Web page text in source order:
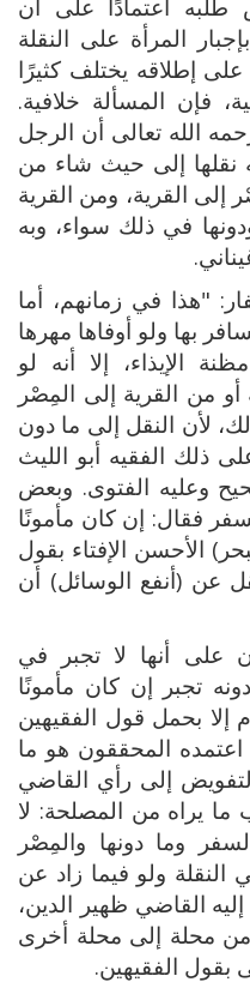
طلبه اعتمادًا على أن
المرأة على النقلة
إطلاقه يختلف كثيرًا
فإن المسألة خلافية.
الله تعالى أن الرجل
نقلها إلى حيث شاء من
إلى القرية، ومن القرية
في ذلك سواء، وبه
"هذا في زمانهم، أما
بها ولو أوفاها مهرها
الإيذاء، إلا أنه لو
من القرية إلى المِصْر
لأن النقل إلى ما دون
ذلك الفقيه أبو الليث
وعليه الفتوى. وبعض
فقال: إن كان مأمونًا
الأحسن الإفتاء بقول
عن (أنفع الوسائل) أن
على أنها لا تجبر في
تجبر إن كان مأمونًا
إلا بحمل قول الفقيهين
اعتمده المحققون هو ما
إلى رأي القاضي
ما يراه من المصلحة: لا
وما دونها والمِصْر
النقلة ولو فيما زاد عن
القاضي ظهير الدين،
من محلة إلى محلة أخرى
بقول الفقيهين.